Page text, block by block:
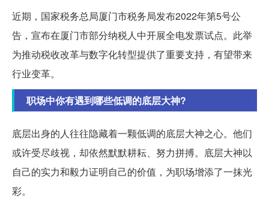
近期，国家税务总局厦门市税务局发布2022年第5号公
告，宣布在厦门市部分纳税人中开展全电发票试点。此举
为推动税收改革与数字化转型提供了重要支持，有望带来
行业变革。
职场中你有遇到哪些低调的底层大神?
底层出身的人往往隐藏着一颗低调的底层大神之心。他们
或许受尽歧视，却依然默默耕耘、努力拼搏。底层大神以
自己的实力和毅力证明自己的价值，为职场增添了一抹光
彩。